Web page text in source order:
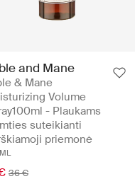
and Mane
& Mane
Volume
- Plaukams
suteikianti
priemonė
36 €